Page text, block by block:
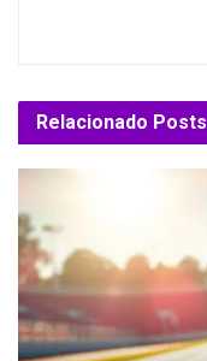
Relacionado Posts